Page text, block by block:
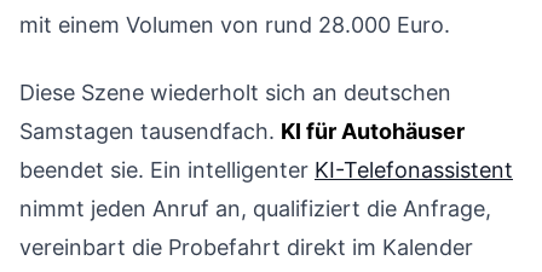
mit einem Volumen von rund 28.000 Euro.
Diese Szene wiederholt sich an deutschen
Samstagen tausendfach. KI für Autohäuser
beendet sie. Ein intelligenter KI-Telefonassistent
nimmt jeden Anruf an, qualifiziert die Anfrage,
vereinbart die Probefahrt direkt im Kalender